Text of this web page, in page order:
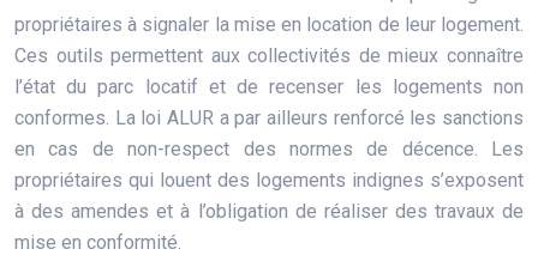
propriétaires à signaler la mise en location de leur logement.
Ces outils permettent aux collectivités de mieux connaître
l’état du parc locatif et de recenser les logements non
conformes. La loi ALUR a par ailleurs renforcé les sanctions
en cas de non-respect des normes de décence. Les
propriétaires qui louent des logements indignes s’exposent
à des amendes et à l’obligation de réaliser des travaux de
mise en conformité.